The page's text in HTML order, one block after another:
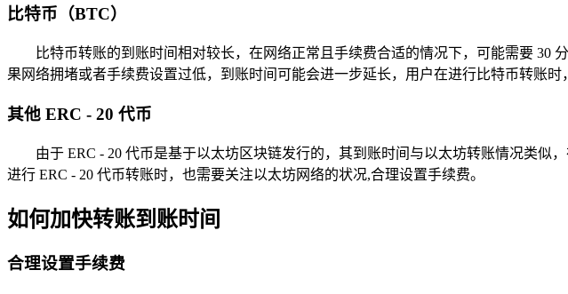
比特币（BTC）
比特币转账的到账时间相对较长，在网络正常且手续费合适的情况下，可能需要 30
果网络拥堵或者手续费设置过低，到账时间可能会进一步延长，用户在进行比特币转账时
其他 ERC - 20 代币
由于 ERC - 20 代币是基于以太坊区块链发行的，其到账时间与以太坊转账情况类
进行 ERC - 20 代币转账时，也需要关注以太坊网络的状况,合理设置手续费。
如何加快转账到账时间
合理设置手续费